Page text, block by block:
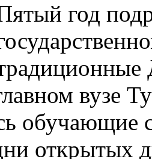
год
вузе
обучающие
открытых